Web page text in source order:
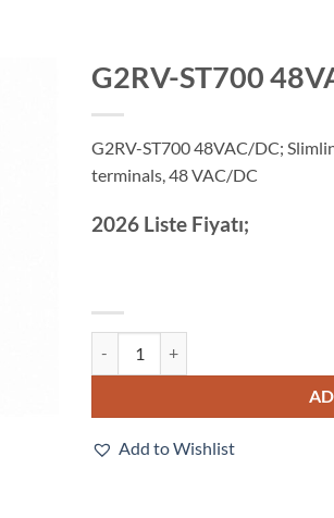
G2RV-ST700
G2RV-ST700 48VAC/DC;
terminals, 48 VAC/DC
2026 Liste Fiyatı;
Add to Wishlist